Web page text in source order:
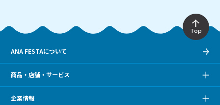
Top
ANA FESTAについて
商品・店舗・サービス
企業情報